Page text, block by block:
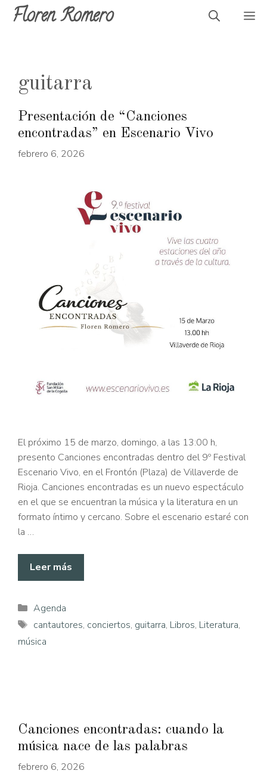
SaltarFloren Romero
guitarra
Presentación de “Canciones
encontradas” en Escenario Vivo
febrero 6, 2026
El próximo 15 de marzo, domingo, a las 13:00 h,
presento Canciones encontradas dentro del 9º Festival
Escenario Vivo, en el Frontón (Plaza) de Villaverde de
Rioja. Canciones encontradas es un nuevo espectáculo
en el que se encuentran la música y la literatura en un
formato íntimo y cercano. Sobre el escenario estaré con
la …
Leer más
Categorías
Agenda
Etiquetas
cantautores, conciertos, guitarra, Libros, Literatura,
música
Canciones encontradas: cuando la
música nace de las palabras
febrero 6, 2026